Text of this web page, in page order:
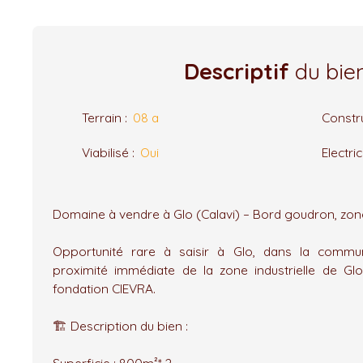
Descriptif du
Terrain : 08 a
Viabilisé : Oui
Domaine à vendre à Glo (Calavi) – Bord goudron,
Opportunité rare à saisir à Glo, dans la
proximité immédiate de la zone industrielle de
fondation CIEVRA.
🏗️ Description du bien :